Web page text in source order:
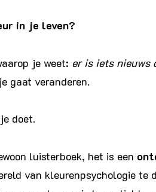
in je leven?
je weet: er is iets nieuws
gaat veranderen.
doet.
luisterboek, het is een
van kleurenpsychologie te